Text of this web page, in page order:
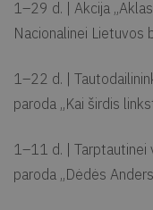
1–29 d. | Akcija
Nacionalinei Lietuvos
1–22 d. |
paroda „Kai širdis
1–11 d. | Tarptautinei
paroda „Dėdės